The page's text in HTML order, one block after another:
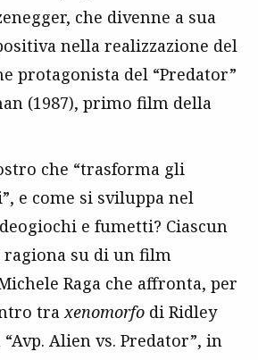
che divenne a sua
nella realizzazione del
protagonista del “Predator”
(1987), primo film della
che “trasforma gli
e come si sviluppa nel
e fumetti? Ciascun
su di un film
Raga che affronta, per
traxenomorfo di Ridley
Alien vs. Predator”, in